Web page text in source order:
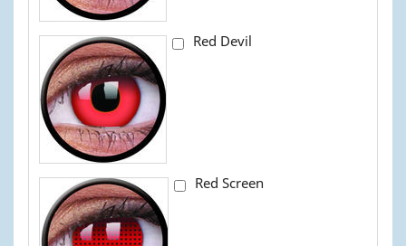
Red Devil
Red Screen